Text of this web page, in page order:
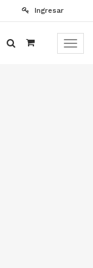
Ingresar
Menú